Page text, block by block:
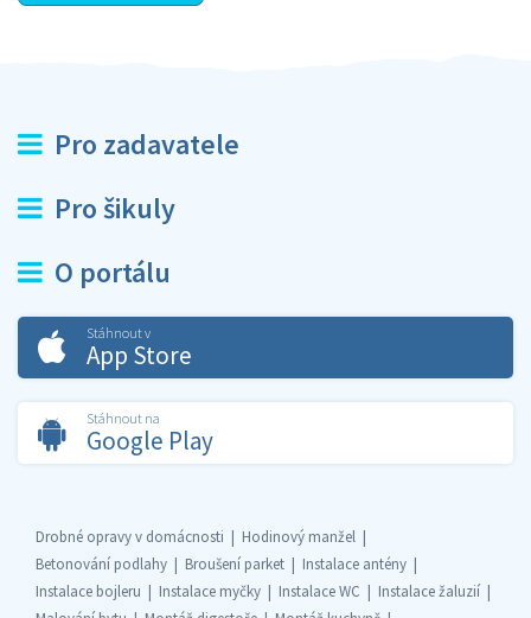
Pro zadavatele
Pro šikuly
O portálu
Stáhnout v
App Store
Stáhnout na
Google Play
Drobné opravy v domácnosti
Hodinový manžel
Betonování podlahy
Broušení parket
Instalace antény
Instalace bojleru
Instalace myčky Instalace WC
Instalace žaluzií